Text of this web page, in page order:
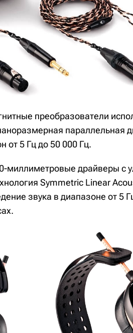
преобразователи
параллельная
от 5 Гц до 50 000 Гц.
миллиметровые драйверы с
Symmetric Linear
звука в диапазоне от 5